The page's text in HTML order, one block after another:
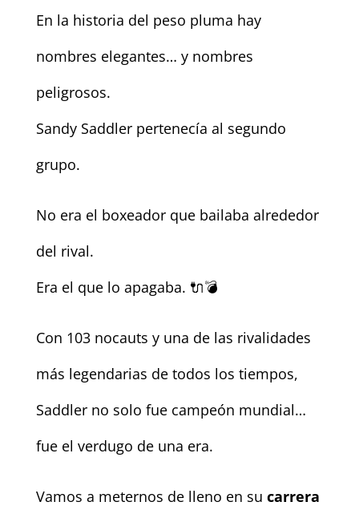
En la historia del peso pluma hay
nombres elegantes… y nombres
peligrosos.
Sandy Saddler pertenecía al segundo
grupo.
No era el boxeador que bailaba alrededor
del rival.
Era el que lo apagaba. 🔌💣
Con 103 nocauts y una de las rivalidades
más legendarias de todos los tiempos,
Saddler no solo fue campeón mundial…
fue el verdugo de una era.
Vamos a meternos de lleno en su carrera